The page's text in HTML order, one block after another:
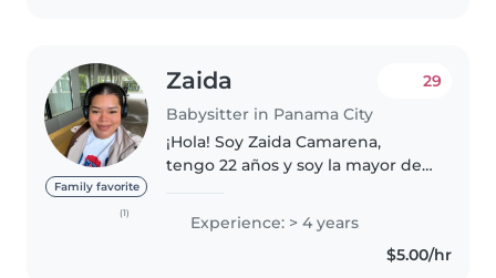
Family favorite
(1)
Zaida
Babysitter in Panama City
29
¡Hola! Soy Zaida Camarena,
tengo 22 años y soy la mayor de
experiencia cuidando bebés,
niños y adolescentes, y disfruto
mucho compartir tiempo con
Experience: > 4 years
$5.00/hr